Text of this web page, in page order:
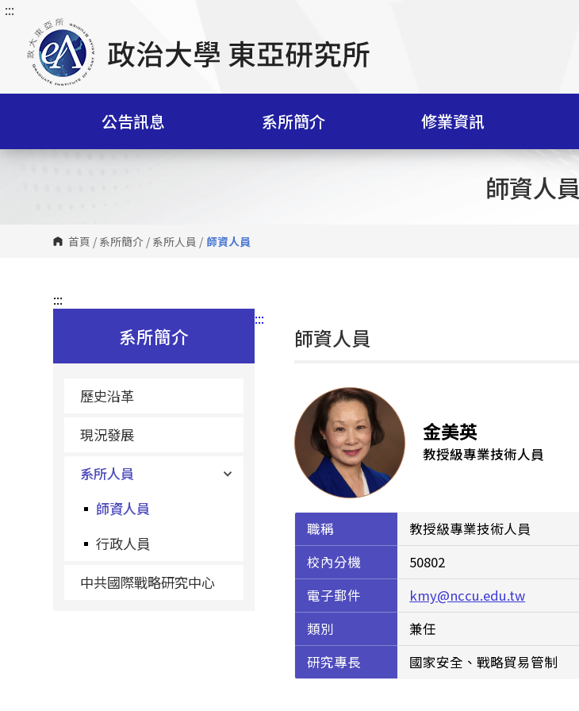
跳
內
塊
:::
公告訊息 系所簡介 修業資訊
師資人員
首頁 / 系所簡介 / 系所人員 / 師資人員
:::
系所簡介
歷史沿革
現況發展
系所人員
師資人員
行政人員
中共國際戰略研究中心
:::
師資人員
金美英
教授級專業技術人員
職稱
教授級專業技術人員
校內分機
50802
電子郵件
kmy@nccu.edu.tw
類別
兼任
研究專長
國家安全、戰略貿易管制